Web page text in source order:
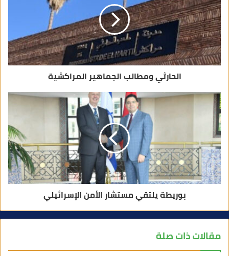
ك
ت
ر
و
ن
ي
الحارثي ومطالب الجماهير المراكشية
بوريطة يلتقي مستشار الأمن الإسرائيلي
مقالات ذات صلة